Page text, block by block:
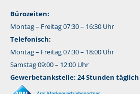
Bürozeiten:
Montag – Freitag 07:30 – 16:30 Uhr
Telefonisch:
Montag – Freitag 07:30 – 18:00 Uhr
Samstag 09:00 – 12:00 Uhr
Gewerbetankstelle: 24 Stunden täglich